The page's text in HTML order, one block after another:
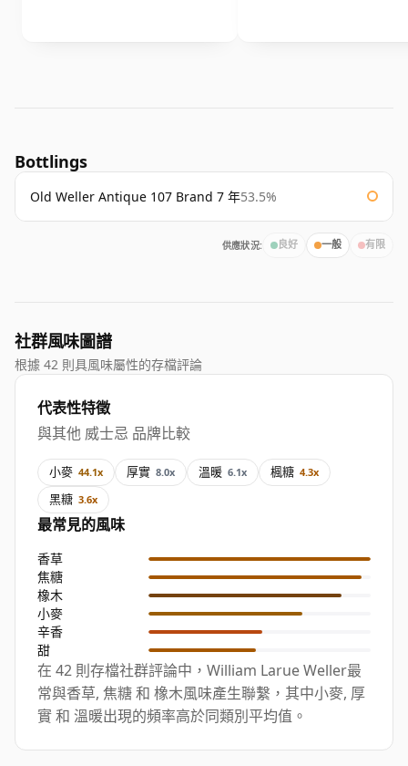
Bottlings
Old Weller Antique 107 Brand 7 年53.5%
供應狀況: 良好 一般 有限
社群風味圖譜
根據 42 則具風味屬性的存檔評論
代表性特徵
與其他 威士忌 品牌比較
小麥 44.1x 厚實 8.0x 溫暖 6.1x 楓糖 4.3x
黑糖 3.6x
最常見的風味
香草
焦糖
橡木
小麥
辛香
甜
在 42 則存檔社群評論中，William Larue Weller最
常與香草, 焦糖 和 橡木風味產生聯繫，其中小麥, 厚
實 和 溫暖出現的頻率高於同類別平均值。